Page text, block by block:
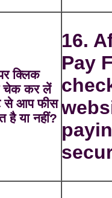
क्लिक
चेक कर लें
से आप फीस
है या नहीं?
16.
Pay